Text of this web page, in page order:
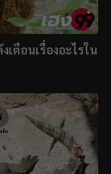
ตือนเรื่องอะไรใน